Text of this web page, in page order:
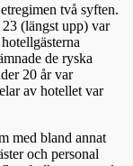
två syften.
(längst upp) var
de ryska
20 år var
av hotellet var
med bland annat
och personal